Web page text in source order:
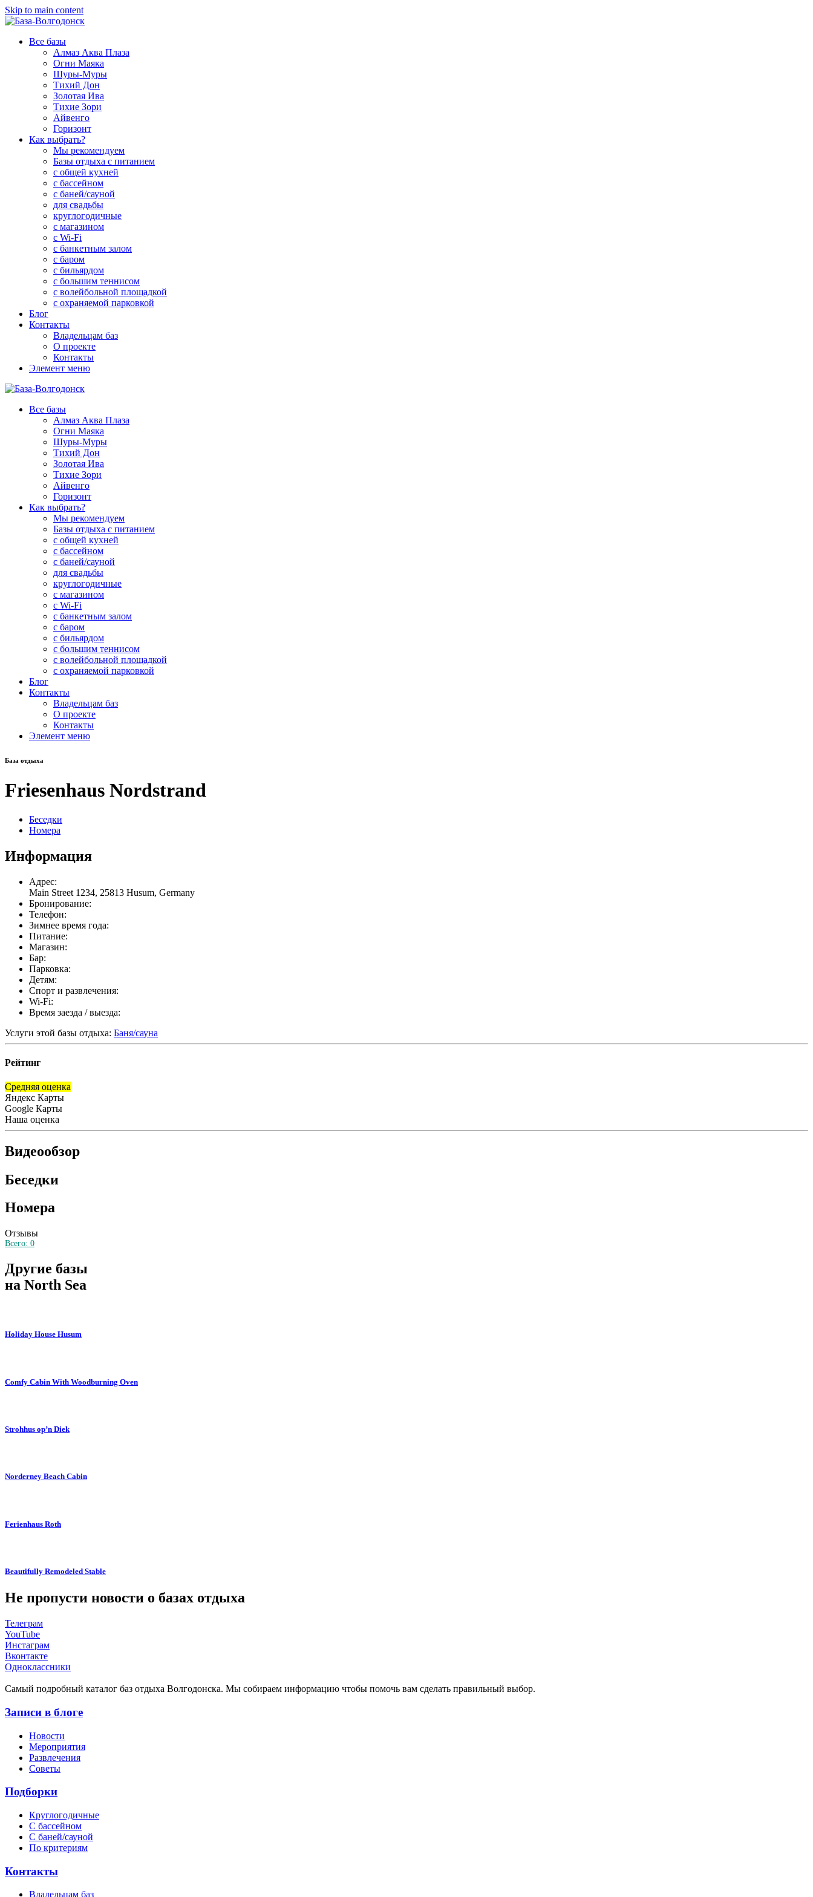
Skip to main content
Все базы
Алмаз Аква Плаза
Огни Маяка
Шуры-Муры
Тихий Дон
Золотая Ива
Тихие Зори
Айвенго
Горизонт
Как выбрать?
Мы рекомендуем
Базы отдыха с питанием
с общей кухней
с бассейном
с баней/сауной
для свадьбы
круглогодичные
с магазином
с Wi-Fi
с банкетным залом
с баром
с бильярдом
с большим теннисом
с волейбольной площадкой
с охраняемой парковкой
Блог
Контакты
Владельцам баз
О проекте
Контакты
Элемент меню
Все базы
Алмаз Аква Плаза
Огни Маяка
Шуры-Муры
Тихий Дон
Золотая Ива
Тихие Зори
Айвенго
Горизонт
Как выбрать?
Мы рекомендуем
Базы отдыха с питанием
с общей кухней
с бассейном
с баней/сауной
для свадьбы
круглогодичные
с магазином
с Wi-Fi
с банкетным залом
с баром
с бильярдом
с большим теннисом
с волейбольной площадкой
с охраняемой парковкой
Блог
Контакты
Владельцам баз
О проекте
Контакты
Элемент меню
База отдыха
Friesenhaus Nordstrand
Беседки
Номера
Информация
Адрес:
Main Street 1234, 25813 Husum, Germany
Бронирование:
Телефон:
Зимнее время года:
Питание:
Магазин:
Бар:
Парковка:
Детям:
Спорт и развлечения:
Wi-Fi:
Время заезда / выезда:
Услуги этой базы отдыха: Баня/сауна
Рейтинг
Средняя оценка
Яндекс Карты
Google Карты
Наша оценка
Видеообзор
Беседки
Номера
Отзывы
Всего: 0
Другие базы
на North Sea
Holiday House Husum
Comfy Cabin With Woodburning Oven
Strohhus op’n Diek
Norderney Beach Cabin
Ferienhaus Roth
Beautifully Remodeled Stable
Не пропусти новости о базах отдыха
Телеграм
YouTube
Инстаграм
Вконтакте
Одноклассники
Cамый подробный каталог баз отдыха Волгодонска. Мы собираем информацию чтобы помочь вам сделать правильный выбор.
Записи в блоге
Новости
Мероприятия
Развлечения
Советы
Подборки
Круглогодичные
С бассейном
С баней/сауной
По критериям
Контакты
Владельцам баз